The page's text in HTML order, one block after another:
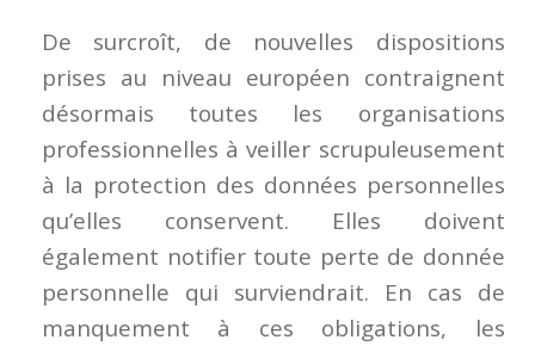
De surcroît, de nouvelles dispositions
prises au niveau européen contraignent
désormais toutes les organisations
professionnelles à veiller scrupuleusement
à la protection des données personnelles
qu’elles conservent. Elles doivent
également notifier toute perte de donnée
personnelle qui surviendrait. En cas de
manquement à ces obligations, les